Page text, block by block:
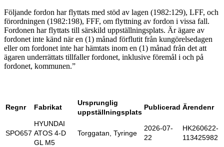
Följande fordon har flyttats med stöd av lagen (1982:129), LFF, och
förordningen (1982:198), FFF, om flyttning av fordon i vissa fall.
Fordonen har flyttats till särskild uppställningsplats. Är ägare av
fordonet inte känd när en (1) månad förflutit från kungörelsedagen
eller om fordonet inte har hämtats inom en (1) månad från det att
ägaren underrättats tillfaller fordonet, inklusive föremål i och på
fordonet, kommunen.”
Regnr Fabrikat
Ursprunglig
uppställningsplats
Publicerad Ärendenr
SPO657
HYUNDAI
ATOS 4-D
GL M5
Torggatan, Tyringe
2026-07-
22
HK260622-
113425982